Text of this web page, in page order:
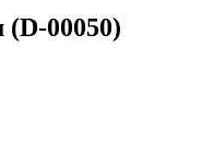
(D-00050)